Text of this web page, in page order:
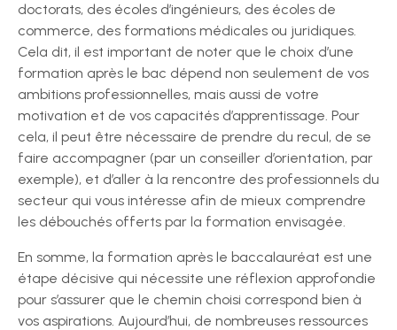
doctorats, des écoles d’ingénieurs, des écoles de
commerce, des formations médicales ou juridiques.
Cela dit, il est important de noter que le choix d’une
formation après le bac dépend non seulement de vos
ambitions professionnelles, mais aussi de votre
motivation et de vos capacités d’apprentissage. Pour
cela, il peut être nécessaire de prendre du recul, de se
faire accompagner (par un conseiller d’orientation, par
exemple), et d’aller à la rencontre des professionnels du
secteur qui vous intéresse afin de mieux comprendre
les débouchés offerts par la formation envisagée.
En somme, la formation après le baccalauréat est une
étape décisive qui nécessite une réflexion approfondie
pour s’assurer que le chemin choisi correspond bien à
vos aspirations. Aujourd’hui, de nombreuses ressources